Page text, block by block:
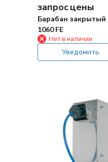
запрос цены
Барабан закрытый
1060 FE
Нет в наличии
Уведомить